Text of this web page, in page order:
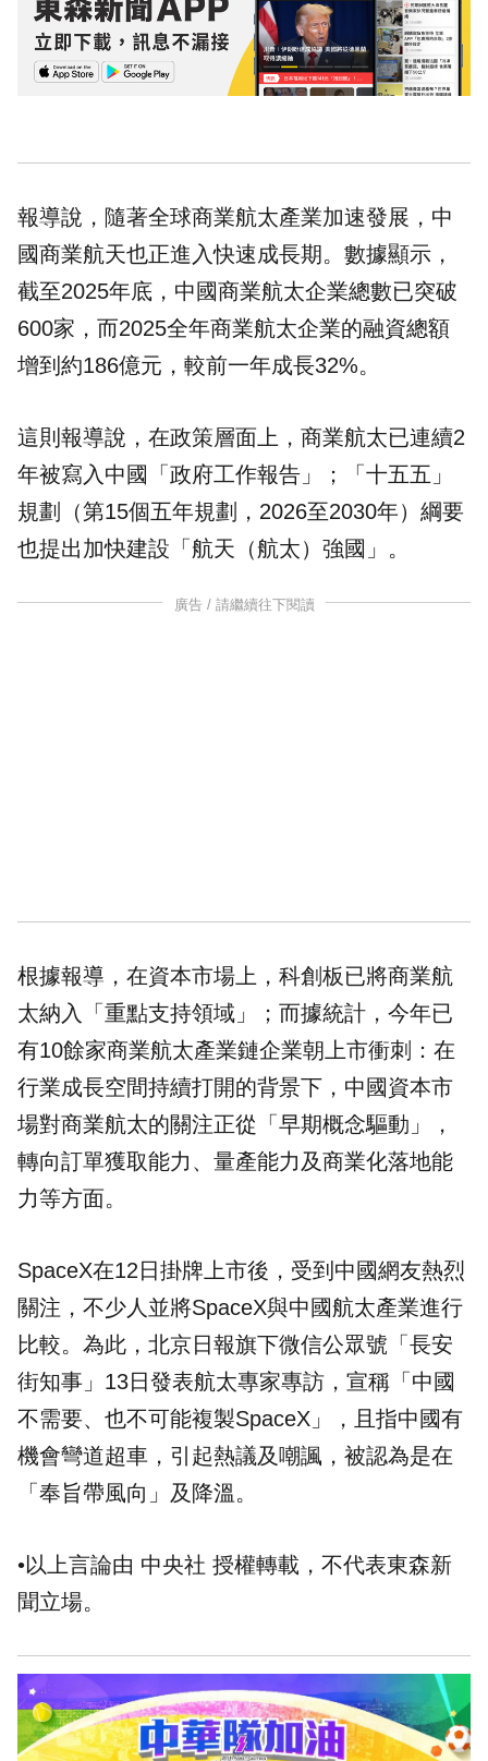
報導說，隨著全球商業航太產業加速發展，中
國商業航天也正進入快速成長期。數據顯示，
截至2025年底，中國商業航太企業總數已突破
600家，而2025全年商業航太企業的融資總額
增到約186億元，較前一年成長32%。
這則報導說，在政策層面上，商業航太已連續2
年被寫入中國「政府工作報告」；「十五五」
規劃（第15個五年規劃，2026至2030年）綱要
也提出加快建設「航天（航太）強國」。
廣告 / 請繼續往下閱讀
根據報導，在資本市場上，科創板已將商業航
太納入「重點支持領域」；而據統計，今年已
有10餘家商業航太產業鏈企業朝上市衝刺：在
行業成長空間持續打開的背景下，中國資本市
場對商業航太的關注正從「早期概念驅動」，
轉向訂單獲取能力、量產能力及商業化落地能
力等方面。
SpaceX在12日掛牌上市後，受到中國網友熱烈
關注，不少人並將SpaceX與中國航太產業進行
比較。為此，北京日報旗下微信公眾號「長安
街知事」13日發表航太專家專訪，宣稱「中國
不需要、也不可能複製SpaceX」，且指中國有
機會彎道超車，引起熱議及嘲諷，被認為是在
「奉旨帶風向」及降溫。
•以上言論由 中央社 授權轉載，不代表東森新
聞立場。